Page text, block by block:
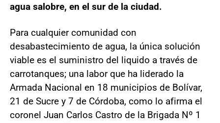
agua salobre, en el sur de la ciudad.
Para cualquier comunidad con
desabastecimiento de agua, la única solución
viable es el suministro del liquido a través de
carrotanques; una labor que ha liderado la
Armada Nacional en 18 municipios de Bolívar,
21 de Sucre y 7 de Córdoba, como lo afirma el
coronel Juan Carlos Castro de la Brigada Nº 1